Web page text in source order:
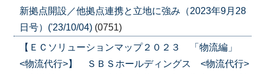
新拠点開設／他拠点連携と立地に強み（2023年9月28
日号）('23/10/04) (0751)
【ＥＣソリューションマップ２０２３ 「物流編」
<物流代行>】 ＳＢＳホールディングス <物流代行>